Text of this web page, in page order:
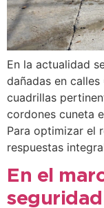
En la actualidad
dañadas en
cuadrillas
cordones cuneta
Para optimizar el
respuestas
En el